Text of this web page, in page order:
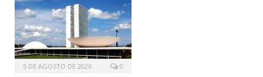
5 DE AGOSTO DE 2026 0